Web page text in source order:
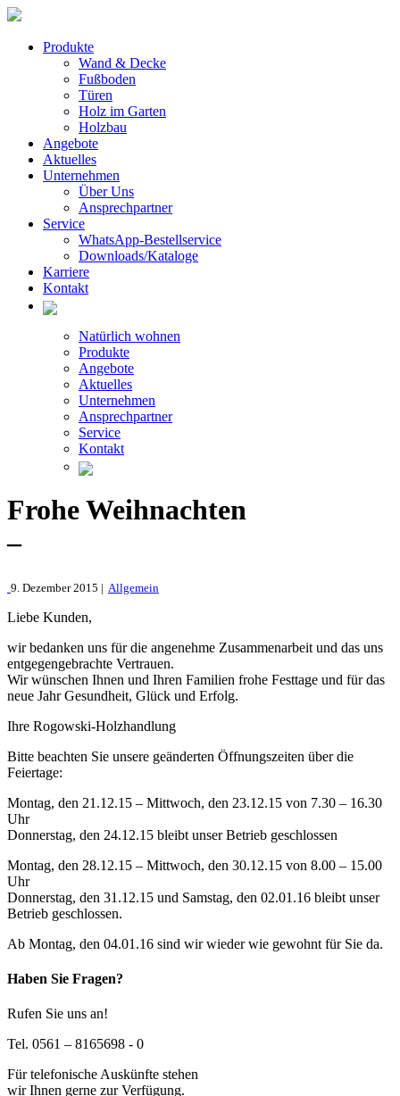
Produkte
Wand & Decke
Fußboden
Türen
Holz im Garten
Holzbau
Angebote
Aktuelles
Unternehmen
Über Uns
Ansprechpartner
Service
WhatsApp-Bestellservice
Downloads/Kataloge
Karriere
Kontakt
Natürlich wohnen
Produkte
Angebote
Aktuelles
Unternehmen
Ansprechpartner
Service
Kontakt
Frohe Weihnachten
–
9. Dezember 2015 | Allgemein
Liebe Kunden,
wir bedanken uns für die angenehme Zusammenarbeit und das uns
entgegengebrachte Vertrauen.
Wir wünschen Ihnen und Ihren Familien frohe Festtage und für das
neue Jahr Gesundheit, Glück und Erfolg.
Ihre Rogowski-Holzhandlung
Bitte beachten Sie unsere geänderten Öffnungszeiten über die
Feiertage:
Montag, den 21.12.15 – Mittwoch, den 23.12.15 von 7.30 – 16.30
Uhr
Donnerstag, den 24.12.15 bleibt unser Betrieb geschlossen
Montag, den 28.12.15 – Mittwoch, den 30.12.15 von 8.00 – 15.00
Uhr
Donnerstag, den 31.12.15 und Samstag, den 02.01.16 bleibt unser
Betrieb geschlossen.
Ab Montag, den 04.01.16 sind wir wieder wie gewohnt für Sie da.
Haben Sie Fragen?
Rufen Sie uns an!
Tel. 0561 – 8165698 - 0
Für telefonische Auskünfte stehen
wir Ihnen gerne zur Verfügung.